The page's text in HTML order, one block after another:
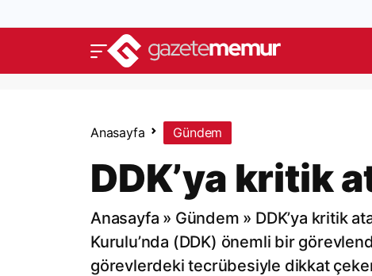
Anasayfa Gündem
DDK’ya kritik
Anasayfa » Gündem » DDK’ya kritik
Kurulu’nda (DDK) önemli bir
görevlerdeki tecrübesiyle dikkat